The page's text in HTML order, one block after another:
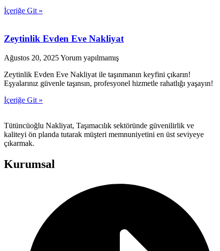
İçeriğe Git »
Zeytinlik Evden Eve Nakliyat
Ağustos 20, 2025Yorum yapılmamış
Zeytinlik Evden Eve Nakliyat ile taşınmanın keyfini çıkarın!
Eşyalarınız güvenle taşınsın, profesyonel hizmetle rahatlığı yaşayın!
İçeriğe Git »
Tütüncüoğlu Nakliyat, Taşımacılık sektöründe güvenilirlik ve
kaliteyi ön planda tutarak müşteri memnuniyetini en üst seviyeye
çıkarmak.
Kurumsal